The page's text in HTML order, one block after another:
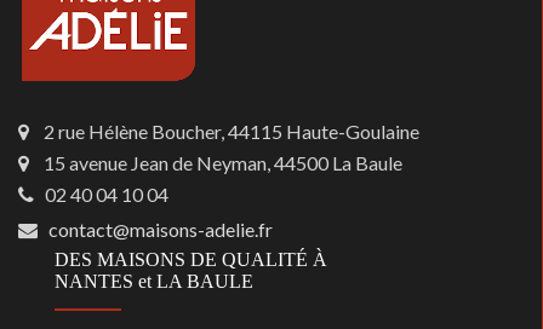
2 rue Hélène Boucher, 44115 Haute-Goulaine
15 avenue Jean de Neyman, 44500 La Baule
02 40 04 10 04
contact@maisons-adelie.fr
DES MAISONS DE QUALITÉ À
NANTES et LA BAULE